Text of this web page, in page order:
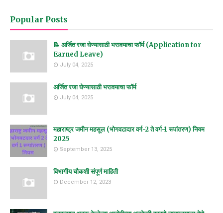
Popular Posts
📝 अर्जित रजा घेण्यासाठी भरावयाचा फॉर्म (Application for
Earned Leave)
July 04, 2025
अर्जित रजा घेण्यासाठी भरावयाचा फॉर्म
July 04, 2025
महाराष्ट्र जमीन महसूल (भोगवटादार वर्ग-2 ते वर्ग-1 रूपांतरण) नियम
2025
September 13, 2025
विभागीय चौकशी संपूर्ण माहिती
December 12, 2023